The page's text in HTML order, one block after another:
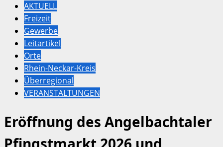
AKTUELL
Freizeit
Gewerbe
Leitartikel
Orte
Rhein-Neckar-Kreis
Überregional
VERANSTALTUNGEN
Eröffnung des Angelbachtaler